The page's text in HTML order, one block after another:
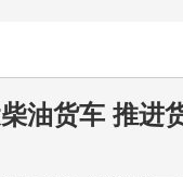
油货车 推进